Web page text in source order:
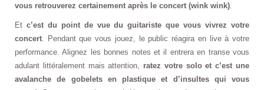
vous retrouverez certainement après le concert (wink wink)
Et c’est du point de vue du guitariste que vous vivrez votre
concert . Pendant que vous jouez, le public réagira en live à votre
performance. Alignez les bonnes notes et il entrera en transe vous
adulant littéralement mais attention, ratez votre solo et c’est une
avalanche de gobelets en plastique et d’insultes qui vous